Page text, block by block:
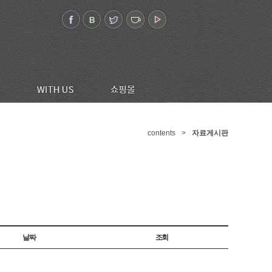
contents > 자료게시판
날짜 조회